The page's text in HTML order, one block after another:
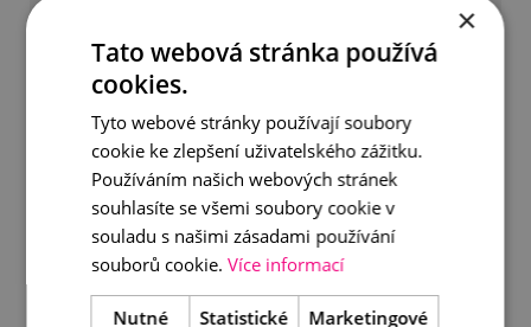
×
Tato webová stránka používá
cookies.
Tyto webové stránky používají soubory
cookie ke zlepšení uživatelského zážitku.
Používáním našich webových stránek
souhlasíte se všemi soubory cookie v
souladu s našimi zásadami používání
souborů cookie. Více informací
Nutné Statistické Marketingové